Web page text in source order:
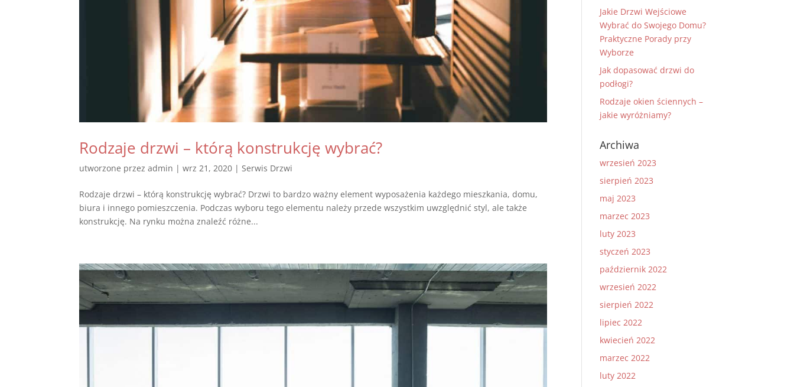
Rodzaje drzwi – którą konstrukcję wybrać?
utworzone przezadmin |wrz 21, 2020 | Serwis Drzwi
Rodzaje drzwi – którą konstrukcję wybrać? Drzwi to bardzo ważny element wyposażenia każdego mieszkania, domu,
biura i innego pomieszczenia. Podczas wyboru tego elementu należy przede wszystkim uwzględnić styl, ale także
konstrukcję. Na rynku można znaleźć różne...
Jakie Drzwi Wejściowe
Wybrać do Swojego Domu?
Praktyczne Porady przy
Wyborze
Jak dopasować drzwi do
podłogi?
Rodzaje okien ściennych –
jakie wyróżniamy?
Archiwa
wrzesień 2023
sierpień 2023
maj 2023
marzec 2023
luty 2023
styczeń 2023
październik 2022
wrzesień 2022
sierpień 2022
lipiec 2022
kwiecień 2022
marzec 2022
luty 2022